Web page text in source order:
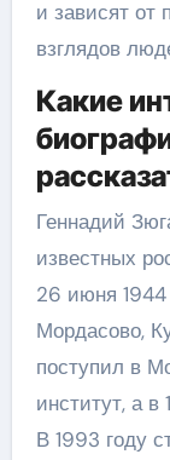
и зависят от
взглядов
Какие
Геннадий
известных
26 июня 1944
Мордасово,
поступил в
институт, а
В 1993 году